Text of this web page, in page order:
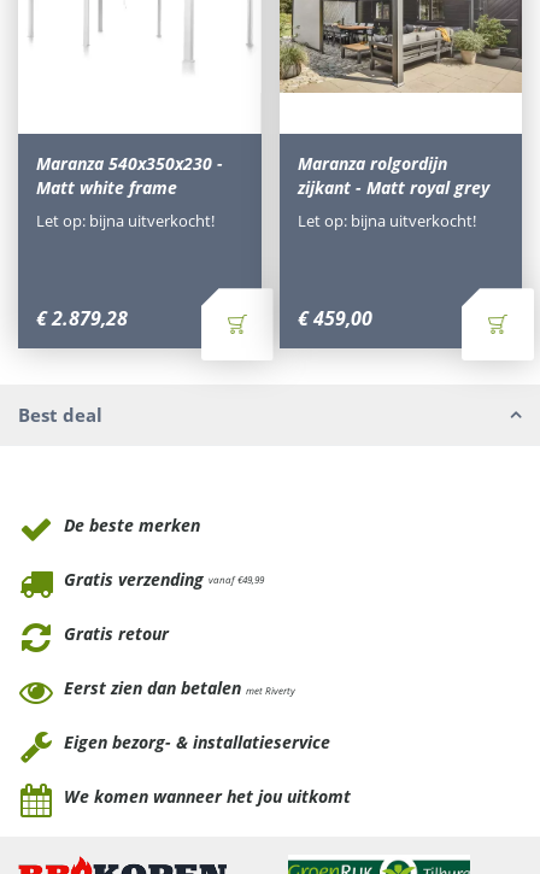
Maranza 540x350x230 -
Matt white frame
€2.879,28
Let op: bijna uitverkocht!
Maranza rolgordijn
zijkant - Matt royal grey
€ 459,00
Let op: bijna uitverkocht!
Best deal
De beste merken
Gratis verzending vanaf €49,99
Gratis retour
Eerst zien dan betalen met Riverty
Eigen bezorg- & installatieservice
We komen wanneer het jou uitkomt